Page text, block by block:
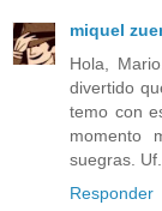
miquel
Hola,
divertido
temo con
momento
suegras.
Responder